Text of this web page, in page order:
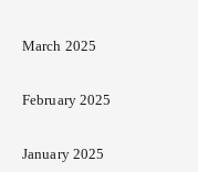
March 2025
February 2025
January 2025